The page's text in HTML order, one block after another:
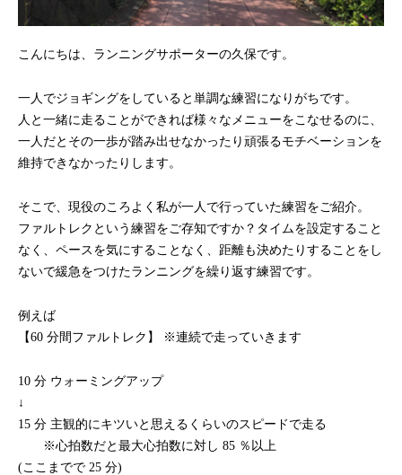
こんにちは、ランニングサポーターの久保です。
一人でジョギングをしていると単調な練習になりがちです。
人と一緒に走ることができれば様々なメニューをこなせるのに、
一人だとその一歩が踏み出せなかったり頑張るモチベーションを
維持できなかったりします。
そこで、現役のころよく私が一人で行っていた練習をご紹介。
ファルトレクという練習をご存知ですか？タイムを設定すること
なく、ペースを気にすることなく、距離も決めたりすることをし
ないで緩急をつけたランニングを繰り返す練習です。
例えば
【60 分間ファルトレク】 ※連続で走っていきます
10 分 ウォーミングアップ
↓
15 分 主観的にキツいと思えるくらいのスピードで走る
※心拍数だと最大心拍数に対し 85 ％以上
(ここまでで 25 分)